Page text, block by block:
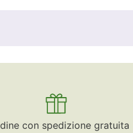
con spedizione gratuita